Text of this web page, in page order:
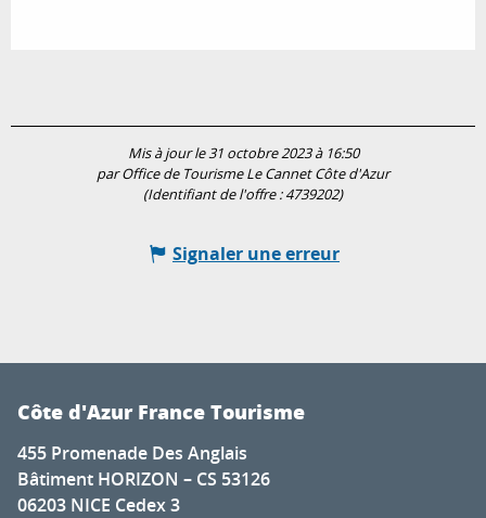
Mis à jour le 31 octobre 2023 à 16:50
par Office de Tourisme Le Cannet Côte d'Azur
(Identifiant de l'offre :4739202)
Signaler une erreur
Côte d'Azur France Tourisme
455 Promenade Des Anglais
Bâtiment HORIZON – CS 53126
06203 NICE Cedex 3